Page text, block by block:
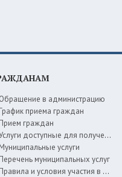
Обращение в администрацию
График приема граждан
Прием граждан
доступные для получения в электронной форме
Муниципальные услуги
Перечень муниципальных услуг
Правила и условия участия в жилищных программах